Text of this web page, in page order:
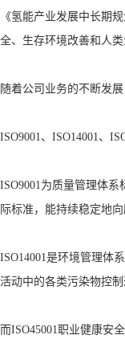
《氢能产业发展中长期
全、生存环境改善和人
随着公司业务的不断发
ISO9001、ISO14001、
ISO9001为质量管理体
际标准，能持续稳定地
ISO14001是环境管理体
活动中的各类污染物控
而ISO45001职业健康安